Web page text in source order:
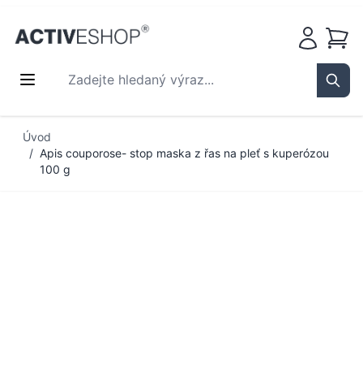
Zadejte hledaný výraz...
Košík
Úvod
/ Apis couporose- stop maska z řas na pleť s kuperózou
100 g